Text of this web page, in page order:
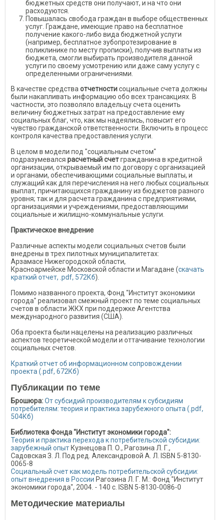
бюджетных средств они получают, и на что они
расходуются.
Повышалась свобода граждан в выборе общественных
услуг. Граждане, имеющие право на бесплатное
получение какого-либо вида бюджетной услуги
(например, бесплатное зубопротезирование в
поликлинике по месту прописки), получив выплаты из
бюджета, смогли выбирать производителя данной
услуги по своему усмотрению или даже саму услугу с
определенными ограничениями.
В качестве средства отчетностисоциальные счета должны
были накапливать информацию обо всех трансакциях. В
частности, это позволяло владельцу счета оценить
величину бюджетных затрат на предоставление ему
социальных благ, что, как мы надеялись, повысит его
чувство гражданской ответственности. Включить в процесс
контроля качества предоставления услуги.
В целом в модели под "социальным счетом"
подразумевался расчетный счетгражданина в кредитной
организации, открываемый им по договору с организацией
и органами, обеспечивающими социальные выплаты, и
служащий как для перечисления на него любых социальных
выплат, причитающихся гражданину из бюджетов разного
уровня; так и для расчета гражданина с предприятиями,
организациями и учреждениями, предоставляющими
социальные и жилищно-коммунальные услуги.
Практическое внедрение
Различные аспекты модели социальных счетов были
внедрены в трех пилотных муниципалитетах:
Арзамасе Нижегородской области,
Красноармейске Московской области и Магадане (скачать
краткий отчет, .pdf, 572Кб).
Помимо названного проекта, Фонд "Институт экономики
города" реализовал смежный проект по теме социальных
счетов в области ЖКХ при поддержке Агентства
международного развития (США).
Оба проекта были нацелены на реализацию различных
аспектов теоретической модели и оттачивание технологии
социальных счетов.
Краткий отчет об информационном сопровождении
проекта (.pdf, 672Кб)
Публикации по теме
Брошюра:От субсидий производителям к субсидиям
потребителям: теория и практика зарубежного опыта (.pdf,
504Кб)
Библиотека Фонда "Институт экономики города":
Теория и практика перехода к потребительской субсидии:
зарубежный опыт Кузнецова П. О., Рагозина Л. Г.,
Садовская З. Л. Под ред. Александровой А. Л. ISBN 5-8130-
0065-8
Социальный счет как модель потребительской субсидии:
опыт внедрения в России Рагозина Л. Г. М.: Фонд "Институт
экономики города", 2004. - 140 с. ISBN 5-8130-0086-0
Методические материалы